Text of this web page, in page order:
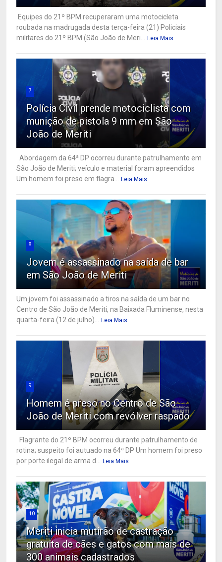
Equipes do 21º BPM recuperaram uma motocicleta
roubada na madrugada desta terça-feira (21) Policiais
militares do 21º BPM (São João de Meri... Leia Mais
7
Polícia Civil prende motociclista com
munição de pistola 9 mm em São
João de Meriti
Abordagem da 64ª DP ocorreu durante patrulhamento em
São João de Meriti; veículo e material foram apreendidos
Um homem foi preso em flagra... Leia Mais
8
Jovem é assassinado na saída de bar
em São João de Meriti
Um jovem foi assassinado a tiros na saída de um bar no
Centro de São João de Meriti, na Baixada Fluminense, nesta
quarta-feira (12 de julho)... Leia Mais
9
Homem é preso no Centro de São
João de Meriti com revólver raspado
Flagrante do 21º BPM ocorreu durante patrulhamento de
rotina; suspeito foi autuado na 64ª DP Um homem foi preso
por porte ilegal de arma d... Leia Mais
10
Meriti inicia mutirão de castração
gratuita de cães e gatos com mais de
300 animais cadastrados